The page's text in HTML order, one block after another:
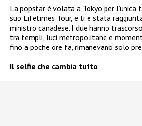
La popstar è volata a Tokyo per l’unica
suo Lifetimes Tour, e lì è stata
ministro canadese. I due hanno
tra templi, luci metropolitane e
fino a poche ore fa, rimanevano solo
Il selfie che cambia tutto